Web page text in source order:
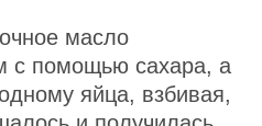
масло
с помощью сахара, а
яйца, взбивая,